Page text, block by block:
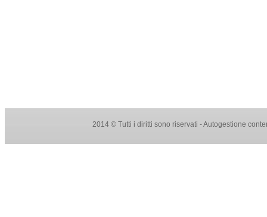
2014 © Tutti i diritti sono riservati - Autogestione